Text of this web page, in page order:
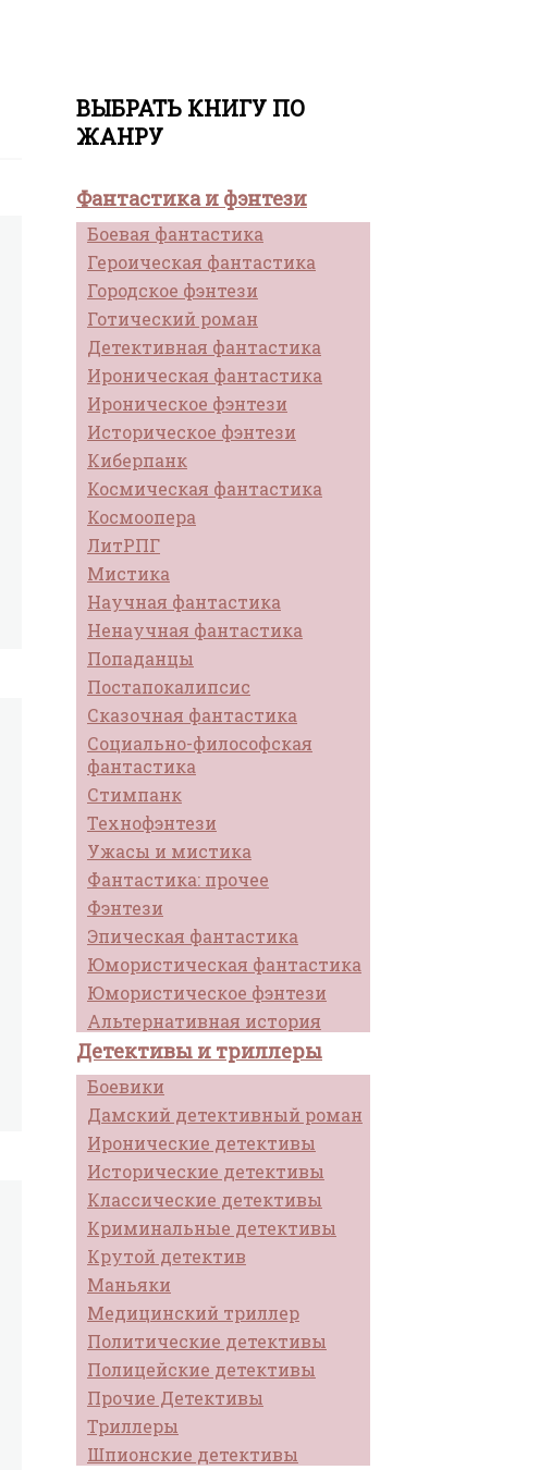
ВЫБРАТЬ КНИГУ ПО
ЖАНРУ
Фантастика и фэнтези
Боевая фантастика
Героическая фантастика
Городское фэнтези
Готический роман
Детективная фантастика
Ироническая фантастика
Ироническое фэнтези
Историческое фэнтези
Киберпанк
Космическая фантастика
Космоопера
ЛитРПГ
Мистика
Научная фантастика
Ненаучная фантастика
Попаданцы
Постапокалипсис
Сказочная фантастика
Социально-философская
фантастика
Стимпанк
Технофэнтези
Ужасы и мистика
Фантастика: прочее
Фэнтези
Эпическая фантастика
Юмористическая фантастика
Юмористическое фэнтези
Альтернативная история
Детективы и триллеры
Боевики
Дамский детективный роман
Иронические детективы
Исторические детективы
Классические детективы
Криминальные детективы
Крутой детектив
Маньяки
Медицинский триллер
Политические детективы
Полицейские детективы
Прочие Детективы
Триллеры
Шпионские детективы